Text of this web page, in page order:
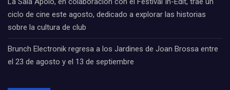
ciclo de cine este agosto, dedicado a explorar las historias
sobre la cultura de club
Brunch Electronik regresa a los Jardines de Joan Brossa entre
el 23 de agosto y el 13 de septiembre